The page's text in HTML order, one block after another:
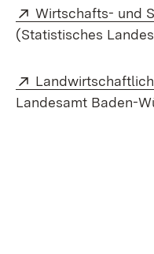
Extern:
Wirtschafts- und
(Statistisches
Extern:
Landesamt Baden-